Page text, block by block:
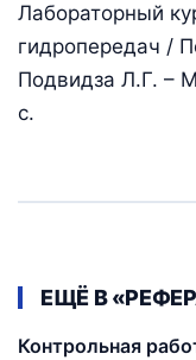
Лабораторный
гидропередач /
Подвидза Л.Г. –
с.
ЕЩЁ В
Контрольная